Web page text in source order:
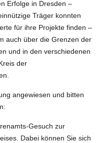
Erfolge in Dresden –
Träger konnten
für ihre Projekte finden –
auch über die Grenzen der
und in den verschiedenen
der
angewiesen und bitten
Gesuch zur
Dabei können Sie sich